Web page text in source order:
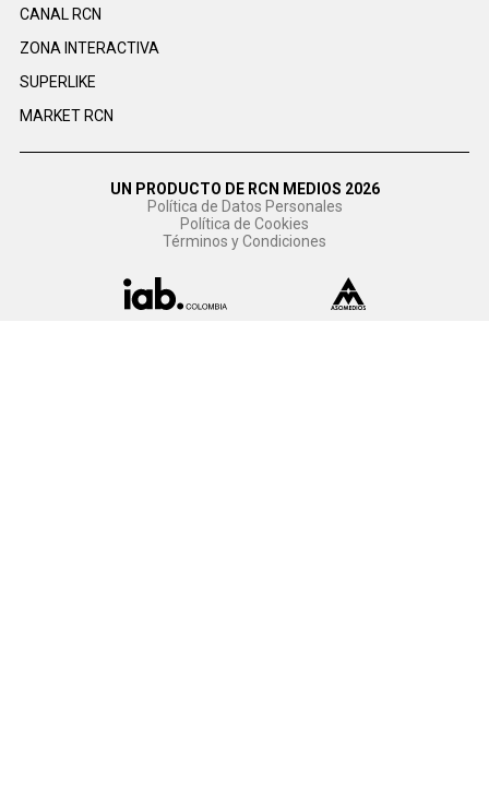
CANAL RCN
ZONA INTERACTIVA
SUPERLIKE
MARKET RCN
UN PRODUCTO DE RCN MEDIOS 2026
Política de Datos Personales
Política de Cookies
Términos y Condiciones